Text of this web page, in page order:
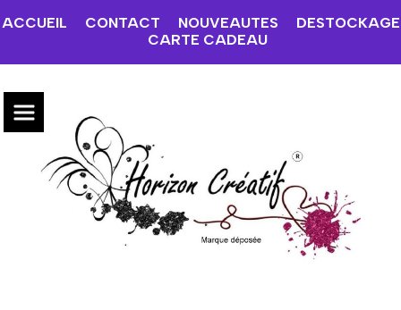
ACCUEIL CONTACT NOUVEAUTES
DESTOCKAGE
CARTE CADEAU